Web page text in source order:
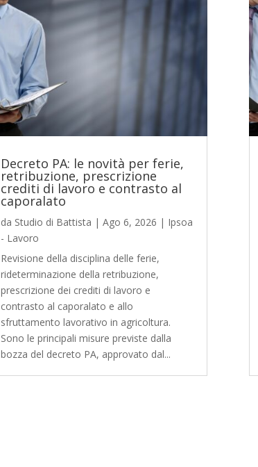
Decreto PA: le novità per ferie,
retribuzione, prescrizione
crediti di lavoro e contrasto al
caporalato
da Studio di Battista | Ago 6, 2026 | Ipsoa
- Lavoro
Revisione della disciplina delle ferie,
rideterminazione della retribuzione,
prescrizione dei crediti di lavoro e
contrasto al caporalato e allo
sfruttamento lavorativo in agricoltura.
Sono le principali misure previste dalla
bozza del decreto PA, approvato dal...